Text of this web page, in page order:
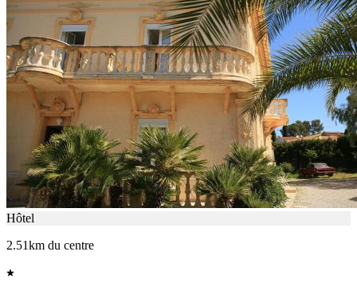
Hôtel
2.51km du centre